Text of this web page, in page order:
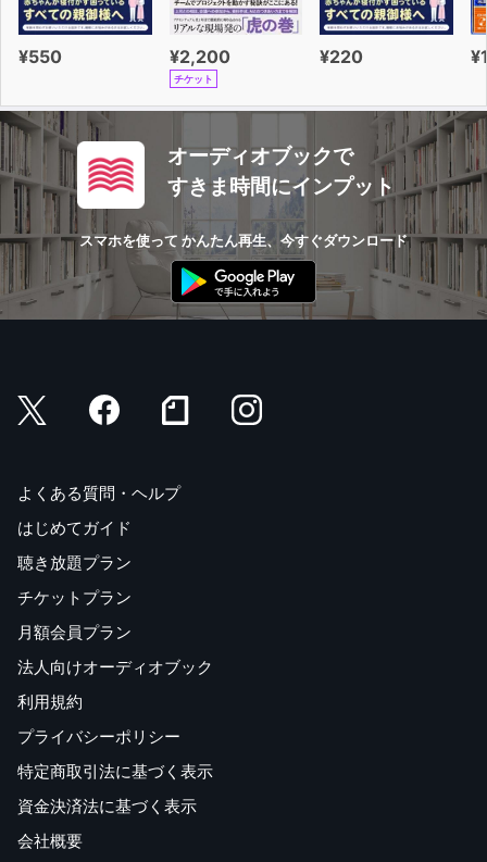
¥550 ¥2,200
チケット
¥220
オーディオブックで
すきま時間にインプット
スマホを使って かんたん再生、今すぐダウンロード
よくある質問・ヘルプ
はじめてガイド
聴き放題プラン
チケットプラン
月額会員プラン
法人向けオーディオブック
利用規約
プライバシーポリシー
特定商取引法に基づく表示
資金決済法に基づく表示
会社概要